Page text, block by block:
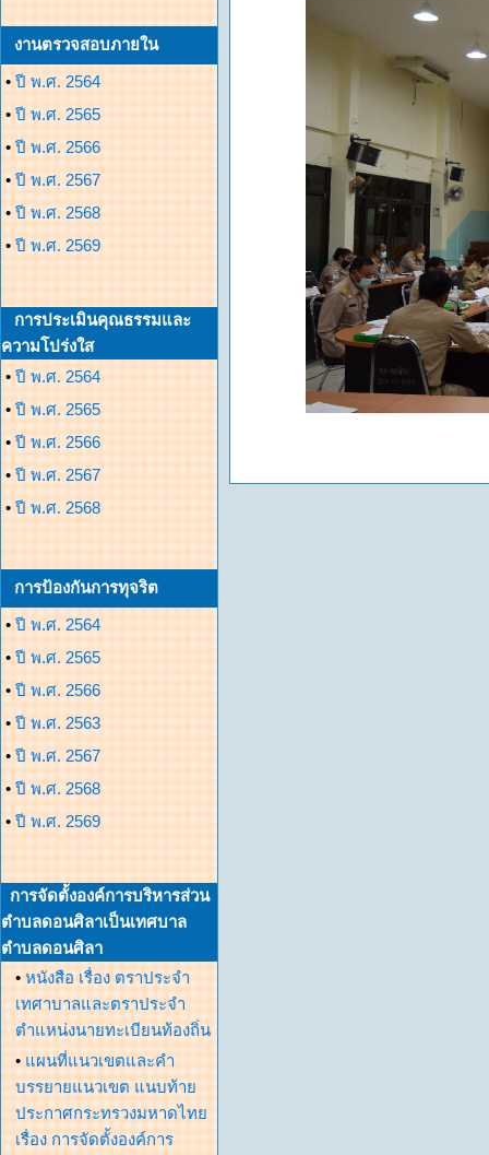
งานตรวจสอบภายใน
• ปี พ.ศ. 2564
• ปี พ.ศ. 2565
• ปี พ.ศ. 2566
• ปี พ.ศ. 2567
• ปี พ.ศ. 2568
• ปี พ.ศ. 2569
การประเมินคุณธรรมและ
ความโปร่งใส
• ปี พ.ศ. 2564
• ปี พ.ศ. 2565
• ปี พ.ศ. 2566
• ปี พ.ศ. 2567
• ปี พ.ศ. 2568
การป้องกันการทุจริต
• ปี พ.ศ. 2564
• ปี พ.ศ. 2565
• ปี พ.ศ. 2566
• ปี พ.ศ. 2563
• ปี พ.ศ. 2567
• ปี พ.ศ. 2568
• ปี พ.ศ. 2569
การจัดตั้งองค์การบริหารส่วน
ตำบลดอนศิลาเป็นเทศบาล
ตำบลดอนศิลา
• หนังสือ เรื่อง ตราประจำ
เทศาบาลและตราประจำ
ตำแหน่งนายทะเบียนท้องถิ่น
• แผนที่แนวเขตและคำ
บรรยายแนวเขต แนบท้าย
ประกาศกระทรวงมหาดไทย
เรื่อง การจัดตั้งองค์การ